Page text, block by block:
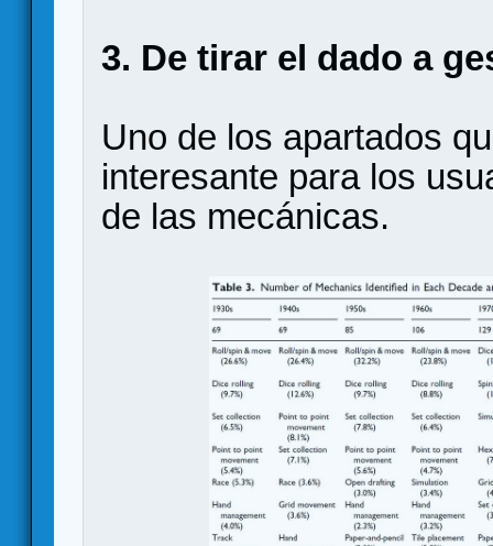
3. De tirar el dado a
Uno de los apartados
interesante para los
de las mecánicas.